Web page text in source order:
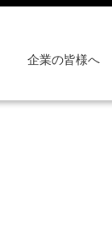
企業の皆様へ